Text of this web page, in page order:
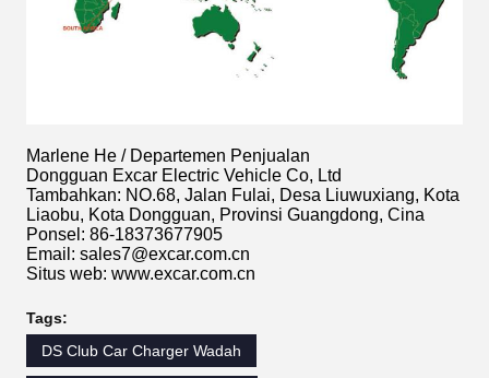
Marlene He / Departemen Penjualan
Dongguan Excar Electric Vehicle Co, Ltd
Tambahkan: NO.68, Jalan Fulai, Desa Liuwuxiang, Kota
Liaobu, Kota Dongguan, Provinsi Guangdong, Cina
Ponsel: 86-18373677905
Email: sales7@excar.com.cn
Situs web: www.excar.com.cn
Tags:
DS Club Car Charger Wadah